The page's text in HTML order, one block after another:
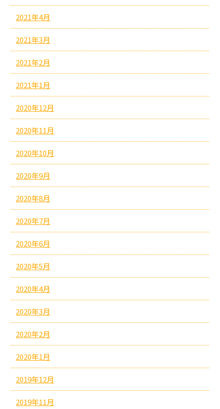
2021年4月
2021年3月
2021年2月
2021年1月
2020年12月
2020年11月
2020年10月
2020年9月
2020年8月
2020年7月
2020年6月
2020年5月
2020年4月
2020年3月
2020年2月
2020年1月
2019年12月
2019年11月